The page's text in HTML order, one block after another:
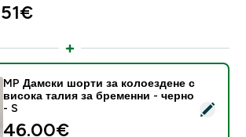
product - MP Дамски шорти за
MP Дамски шорти за колоездене с
висока талия за бременни - черно
- S
46.00€‎